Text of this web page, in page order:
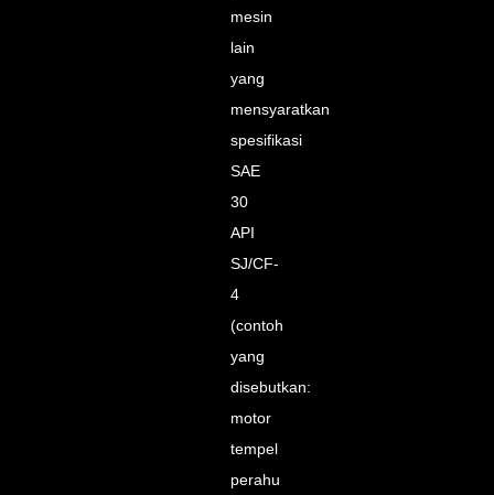
mesin
lain
yang
mensyaratkan
spesifikasi
SAE
30
API
SJ/CF-
4
(contoh
yang
disebutkan:
motor
tempel
perahu